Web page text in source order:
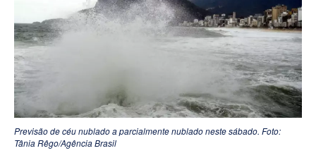
Previsão de céu nublado a parcialmente nublado neste sábado. Foto:
Tânia Rêgo/Agência Brasil